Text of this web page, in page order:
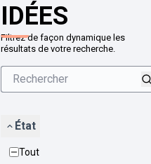
IDÉES
Filtrez de façon dynamique les
résultats de votre recherche.
État
Tout